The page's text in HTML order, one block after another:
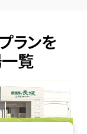
ランを
覧